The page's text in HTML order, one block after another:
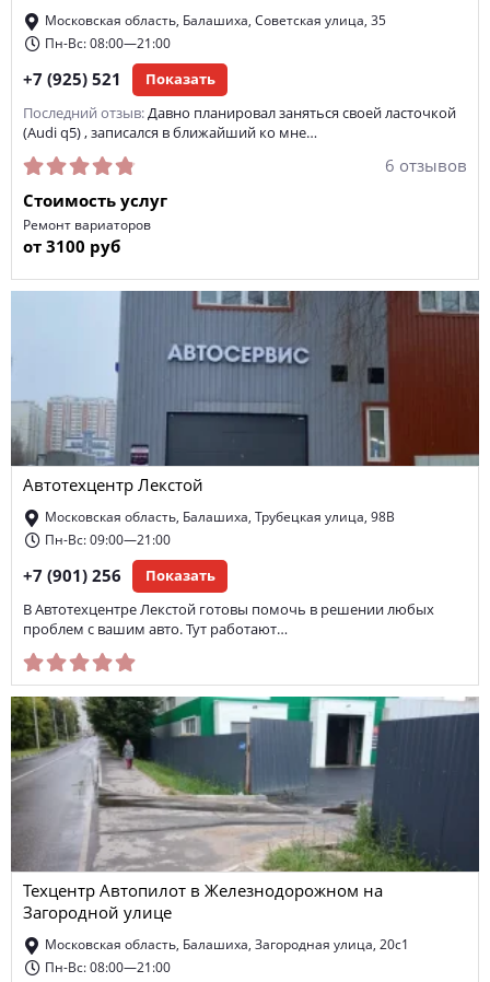
Московская область, Балашиха, Советская улица, 35
Пн-Вс: 08:00—21:00
+7 (925) 521 Показать
Последний отзыв: Давно планировал заняться своей ласточкой
(Audi q5) , записался в ближайший ко мне…
6 отзывов
Стоимость услуг
Ремонт вариаторов
от 3100 руб
Автотехцентр Лекстой
Московская область, Балашиха, Трубецкая улица, 98В
Пн-Вс: 09:00—21:00
+7 (901) 256 Показать
В Автотехцентре Лекстой готовы помочь в решении любых
проблем с вашим авто. Тут работают…
Техцентр Автопилот в Железнодорожном на
Загородной улице
Московская область, Балашиха, Загородная улица, 20с1
Пн-Вс: 08:00—21:00